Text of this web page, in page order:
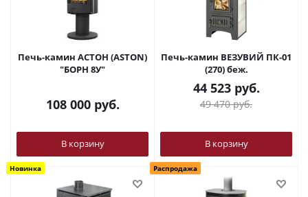
Печь-камин АСТОН (ASTON)
"БОРН 8У"
108 000руб.
В корзину
Печь-камин ВЕЗУВИЙ ПК-01
(270) беж.
44 523руб.
49 470руб.
В корзину
Новинка Распродажа